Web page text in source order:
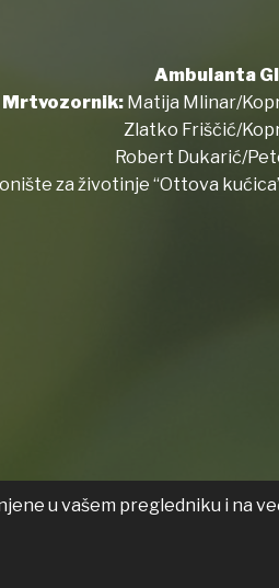
Ambulanta
Mrtvozornik: Matija Mlinar/
Zlatko Friščić/
Robert Dukarić/
za životinje “Ottova
u vašem pregledniku i na